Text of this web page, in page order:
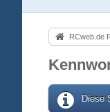
RCweb.de
Diese